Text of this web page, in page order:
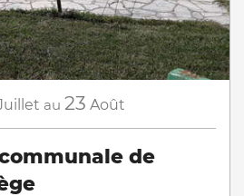
au 23 Août
de